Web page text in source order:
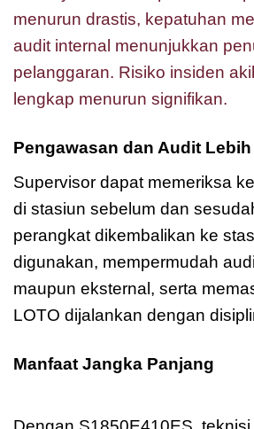
menurun drastis, kepatuhan
audit internal menunjukkan
pelanggaran. Risiko insiden
lengkap menurun signifikan.
Pengawasan dan Audit
Supervisor dapat memeriksa
di stasiun sebelum dan
perangkat dikembalikan ke
digunakan, mempermudah
maupun eksternal, serta
LOTO dijalankan dengan
Manfaat Jangka Panjang